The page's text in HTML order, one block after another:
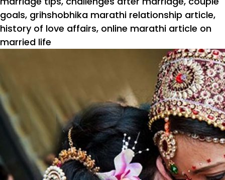
goals, grihshobhika marathi relationship article,
history of love affairs, online marathi article on
married life